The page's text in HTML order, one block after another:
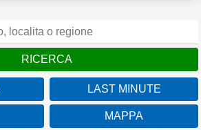
LAST MINUTE
MAPPA